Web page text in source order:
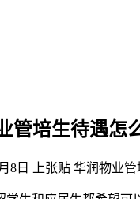
管培生待遇怎
8日 上张贴 华润物业管